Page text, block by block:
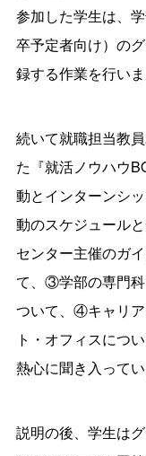
参加した学生は、
卒予定者向け）の
録する作業を行いま
続いて就職担当教
た『就活ノウハウ
動とインターンシ
動のスケジュール
センター主催のガ
て、③学部の専門
ついて、④キャリ
ト・オフィスにつ
熱心に聞き入ってい
説明の後、学生は